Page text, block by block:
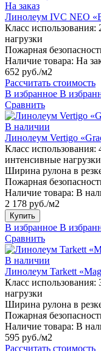
На заказ
Линолеум IVC NEO
Класс использования:
нагрузки
Пожарная
Наличие товара: На
652 руб./м2
Рассчитать стоимость
В избранное В
Сравнить
В наличии
Линолеум Vertigo
Класс использования:
интенсивные нагрузки
Ширина рулона в
Пожарная
Наличие товара: В
2 178 руб./м2
Купить
В избранное В
Сравнить
В наличии
Линолеум Tarkett
Класс использования:
нагрузки
Ширина рулона в
Пожарная
Наличие товара: В
595 руб./м2
Рассчитать стоимость